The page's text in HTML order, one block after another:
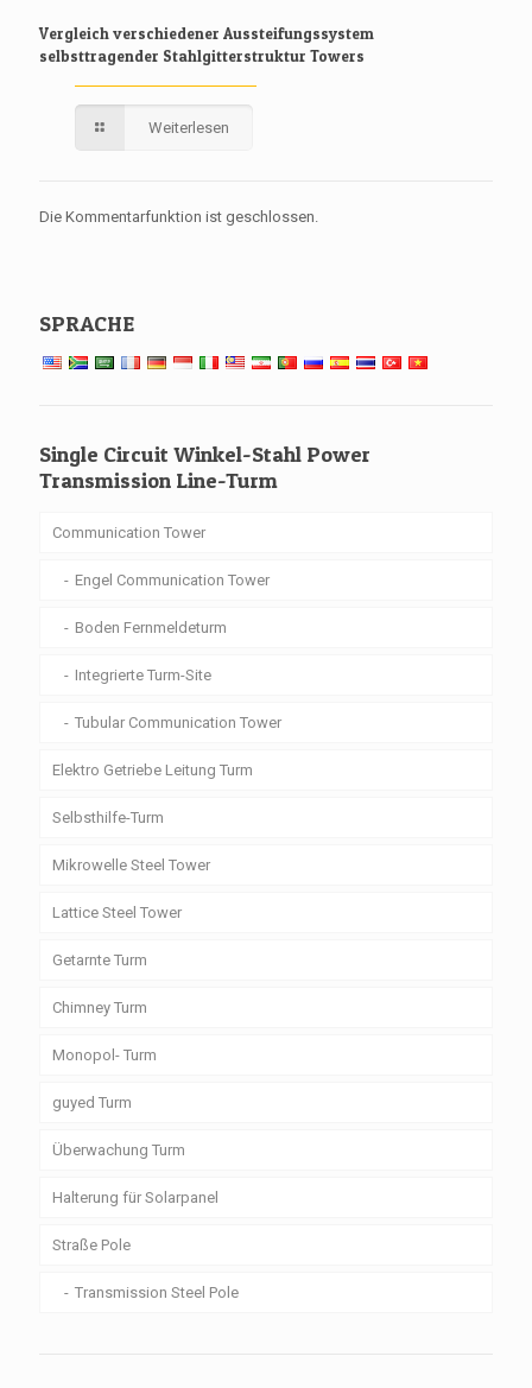
Vergleich verschiedener Aussteifungssystem
selbsttragender Stahlgitterstruktur Towers
Weiterlesen
Die Kommentarfunktion ist geschlossen.
SPRACHE
Single Circuit Winkel-Stahl Power
Transmission Line-Turm
Communication Tower
Engel Communication Tower
Boden Fernmeldeturm
Integrierte Turm-Site
Tubular Communication Tower
Elektro Getriebe Leitung Turm
Selbsthilfe-Turm
Mikrowelle Steel Tower
Lattice Steel Tower
Getarnte Turm
Chimney Turm
Monopol- Turm
guyed Turm
Überwachung Turm
Halterung für Solarpanel
Straße Pole
Transmission Steel Pole